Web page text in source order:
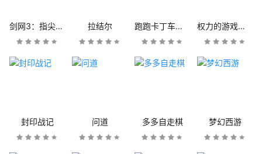
剑网3：指尖江湖 拉结尔 跑跑卡丁车官方竞速版 权力的游戏：凛冬将至
封印战记 问道 多多自走棋 梦幻西游